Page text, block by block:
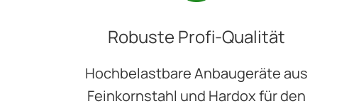
Robuste Profi-Qualität
Hochbelastbare Anbaugeräte aus
Feinkornstahl und Hardox für den